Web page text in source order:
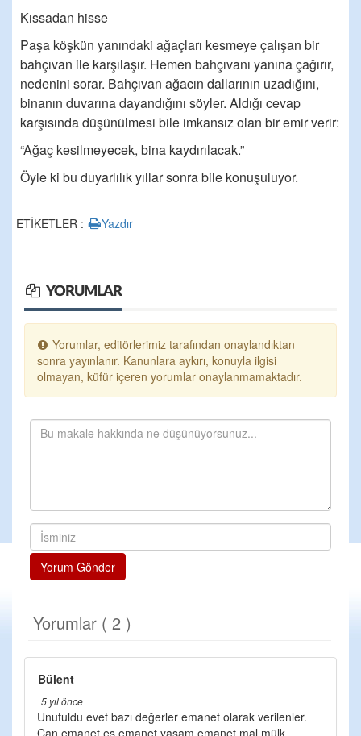
Kıssadan hisse
Paşa köşkün yanındaki ağaçları kesmeye çalışan bir
bahçıvan ile karşılaşır. Hemen bahçıvanı yanına çağırır,
nedenini sorar. Bahçıvan ağacın dallarının uzadığını,
binanın duvarına dayandığını söyler. Aldığı cevap
karşısında düşünülmesi bile imkansız olan bir emir verir:
“Ağaç kesilmeyecek, bina kaydırılacak.”
Öyle ki bu duyarlılık yıllar sonra bile konuşuluyor.
ETİKETLER : Yazdır
YORUMLAR
Yorumlar, editörlerimiz tarafından onaylandıktan
sonra yayınlanır. Kanunlara aykırı, konuyla ilgisi
olmayan, küfür içeren yorumlar onaylanmamaktadır.
Yorum Gönder
Yorumlar ( 2 )
Bülent
5 yıl önce
Unutuldu evet bazı değerler emanet olarak verilenler.
Can emanet eş emanet yaşam emanet mal mülk